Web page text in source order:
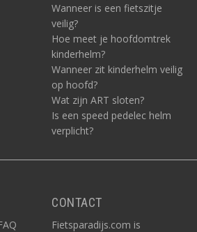
Wanneer is een fietszitje
veilig?
Hoe meet je hoofdomtrek
kinderhelm?
Wanneer zit kinderhelm veilig
op hoofd?
Wat zijn ART sloten?
Is een speed pedelec helm
verplicht?
CONTACT
Fietsparadijs.com is